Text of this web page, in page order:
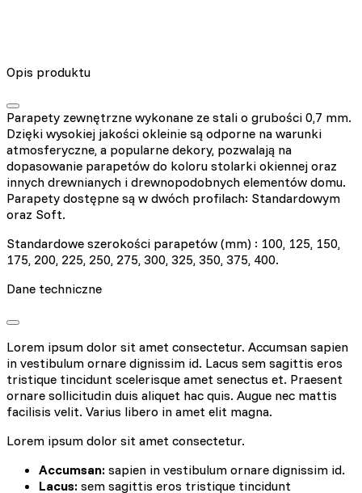
Opis produktu
Parapety zewnętrzne wykonane ze stali o grubości 0,7 mm.
Dzięki wysokiej jakości okleinie są odporne na warunki
atmosferyczne, a popularne dekory, pozwalają na
dopasowanie parapetów do koloru stolarki okiennej oraz
innych drewnianych i drewnopodobnych elementów domu.
Parapety dostępne są w dwóch profilach: Standardowym
oraz Soft.
Standardowe szerokości parapetów (mm) : 100, 125, 150,
175, 200, 225, 250, 275, 300, 325, 350, 375, 400.
Dane techniczne
Lorem ipsum dolor sit amet consectetur. Accumsan sapien
in vestibulum ornare dignissim id. Lacus sem sagittis eros
tristique tincidunt scelerisque amet senectus et. Praesent
ornare sollicitudin duis aliquet hac quis. Augue nec mattis
facilisis velit. Varius libero in amet elit magna.
Lorem ipsum dolor sit amet consectetur.
Accumsan: sapien in vestibulum ornare dignissim id.
Lacus: sem sagittis eros tristique tincidunt